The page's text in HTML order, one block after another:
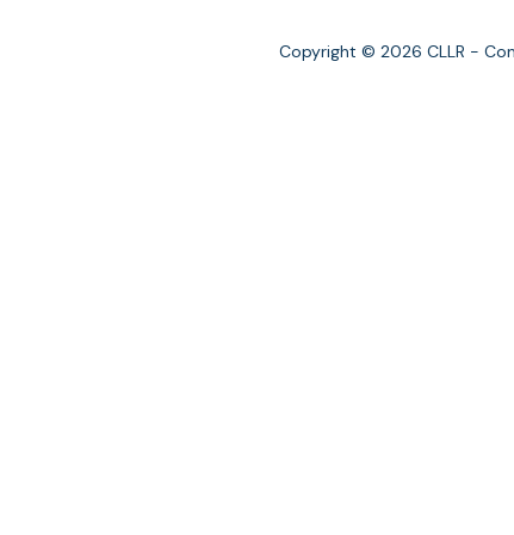
Copyright © 2026 CLLR -